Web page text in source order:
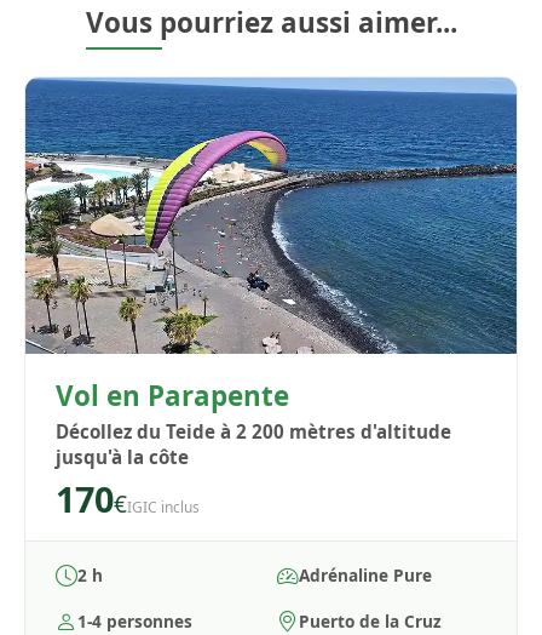
Vous pourriez aussi aimer...
Vol en Parapente
Décollez du Teide à 2 200 mètres d'altitude
jusqu'à la côte
170€IGIC inclus
2 h
Adrénaline Pure
1-4 personnes
Puerto de la Cruz